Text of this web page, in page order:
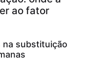
ao fator
na substituição